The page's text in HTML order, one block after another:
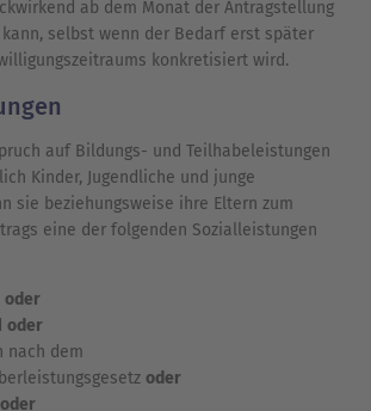
ab dem Monat der Antragstellung
selbst wenn der Bedarf erst später
konkretisiert wird.
auf Bildungs- und Teilhabeleistungen
Kinder, Jugendliche und junge
sie beziehungsweise ihre Eltern zum
eine der folgenden Sozialleistungen
oder
oder
nach dem
oder
oder